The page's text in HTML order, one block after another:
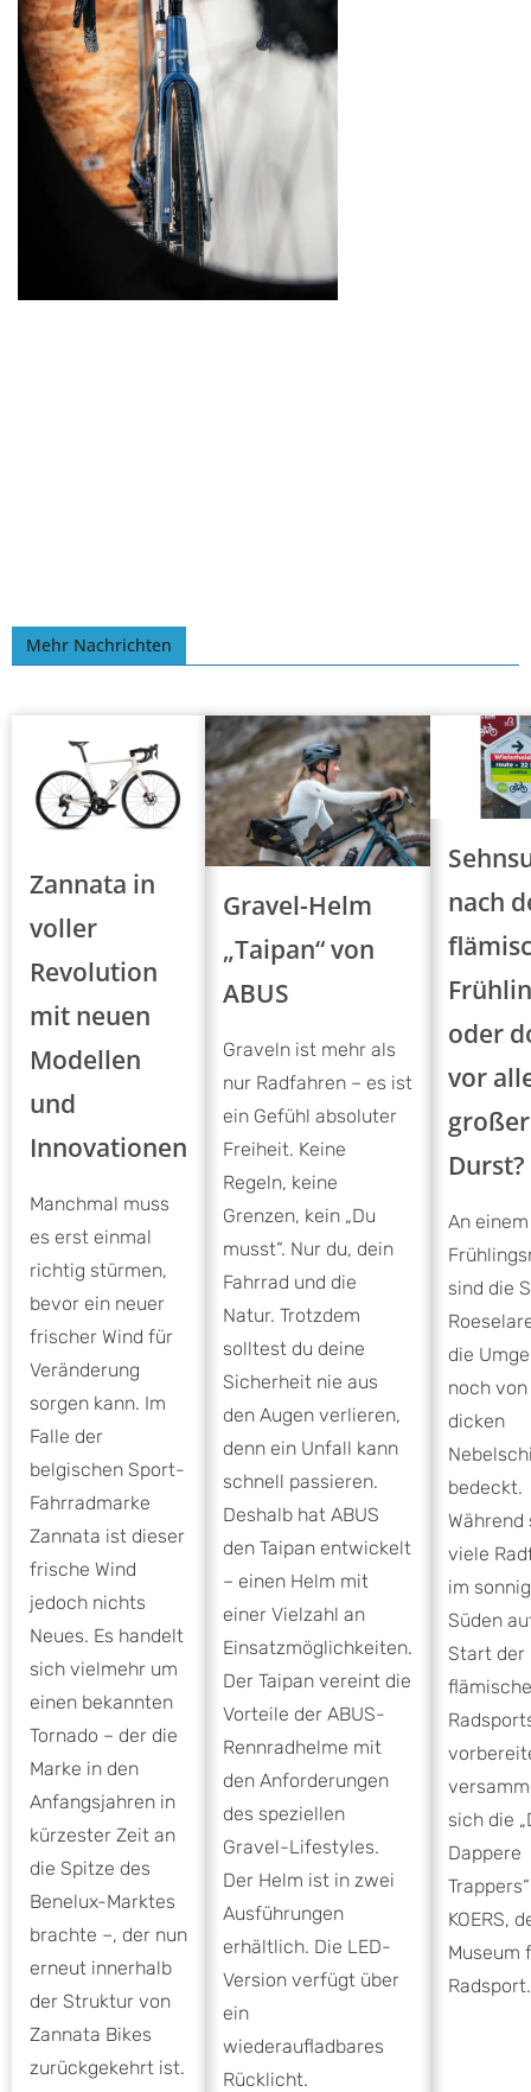
Mehr Nachrichten
Zannata in
voller
Revolution
mit neuen
Modellen
und
Innovationen
Manchmal muss
es erst einmal
richtig stürmen,
bevor ein neuer
frischer Wind für
Veränderung
sorgen kann. Im
Falle der
belgischen Sport-
Fahrradmarke
Zannata ist dieser
frische Wind
jedoch nichts
Neues. Es handelt
sich vielmehr um
einen bekannten
Tornado – der die
Marke in den
Anfangsjahren in
kürzester Zeit an
die Spitze des
Benelux-Marktes
brachte –, der nun
erneut innerhalb
der Struktur von
Zannata Bikes
zurückgekehrt ist.
Gravel-Helm
„Taipan“ von
ABUS
Graveln ist mehr als
nur Radfahren – es ist
ein Gefühl absoluter
Freiheit. Keine
Regeln, keine
Grenzen, kein „Du
musst“. Nur du, dein
Fahrrad und die
Natur. Trotzdem
solltest du deine
Sicherheit nie aus
den Augen verlieren,
denn ein Unfall kann
schnell passieren.
Deshalb hat ABUS
den Taipan entwickelt
– einen Helm mit
einer Vielzahl an
Einsatzmöglichkeiten.
Der Taipan vereint die
Vorteile der ABUS-
Rennradhelme mit
den Anforderungen
des speziellen
Gravel-Lifestyles.
Der Helm ist in zwei
Ausführungen
erhältlich. Die LED-
Version verfügt über
ein
wiederaufladbares
Rücklicht.
nach
oder
vor
großer
Durst?
An
sind die
die
noch
dicken
bedeckt.
Während
viele
im
Süden
Start der
sich die
Dappere
KOERS,
Museum
Radsport.